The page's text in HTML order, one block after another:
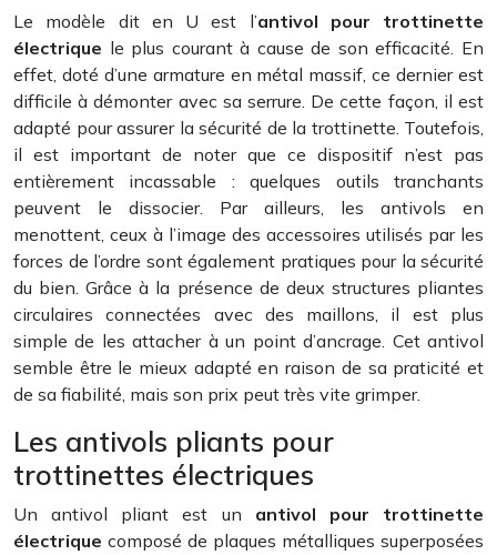
Le modèle dit en U est l’antivol pour trottinette
électrique le plus courant à cause de son efficacité. En
effet, doté d’une armature en métal massif, ce dernier est
difficile à démonter avec sa serrure. De cette façon, il est
adapté pour assurer la sécurité de la trottinette. Toutefois,
il est important de noter que ce dispositif n’est pas
entièrement incassable : quelques outils tranchants
peuvent le dissocier. Par ailleurs, les antivols en
menottent, ceux à l’image des accessoires utilisés par les
forces de l’ordre sont également pratiques pour la sécurité
du bien. Grâce à la présence de deux structures pliantes
circulaires connectées avec des maillons, il est plus
simple de les attacher à un point d’ancrage. Cet antivol
semble être le mieux adapté en raison de sa praticité et
de sa fiabilité, mais son prix peut très vite grimper.
Les antivols pliants pour
trottinettes électriques
Un antivol pliant est un antivol pour trottinette
électrique composé de plaques métalliques superposées